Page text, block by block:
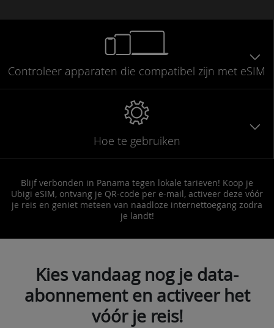
Controleer apparaten die compatibel zijn met eSIM
Hoe te gebruiken
Blijf verbonden in Panama tegen lokale tarieven! Koop je
Ubigi eSIM, ontvang je QR-code per e-mail, activeer deze vóór
je reis en geniet meteen van naadloze internettoegang zodra
je landt!
Kies vandaag nog je data-
abonnement en activeer het
vóór je reis!